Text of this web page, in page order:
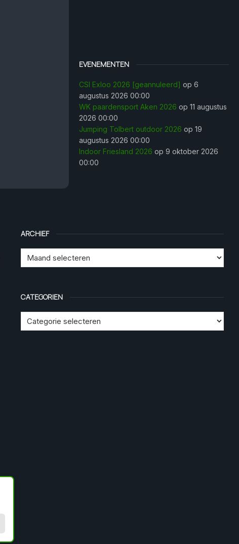
EVENEMENTEN
CSI Exloo 2026 [geannuleerd] op 6
augustus 2026 00:00
WK paardensport Aken 2026 op 11 augustus
2026 00:00
Jumping Tolbert outdoor 2026 op 19
augustus 2026 00:00
Indoor Friesland 2026 op 9 oktober 2026
00:00
ARCHIEF
CATEGORIEN